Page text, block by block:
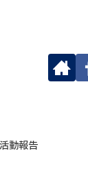
動報告